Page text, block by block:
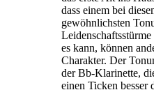
dass einem bei
gewöhnlichsten
es kann, können
Charakter. Der
der Bb-Klarinette,
einen Ticken besser